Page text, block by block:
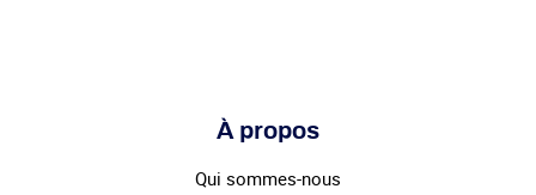
À propos
Qui sommes-nous